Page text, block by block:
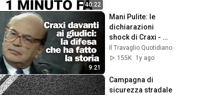
40:22
9:21
Mani Pulite: le
dichiarazioni
shock di Craxi -
1992
Il Travaglio Quotidiano
155K
1y ago
Campagna di
sicurezza stradale